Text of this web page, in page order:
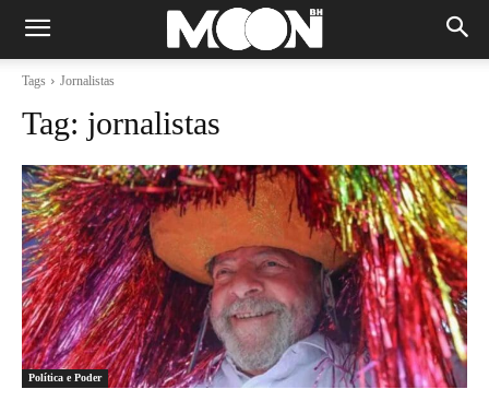
Tags Jornalistas
Tag: jornalistas
Política e Poder